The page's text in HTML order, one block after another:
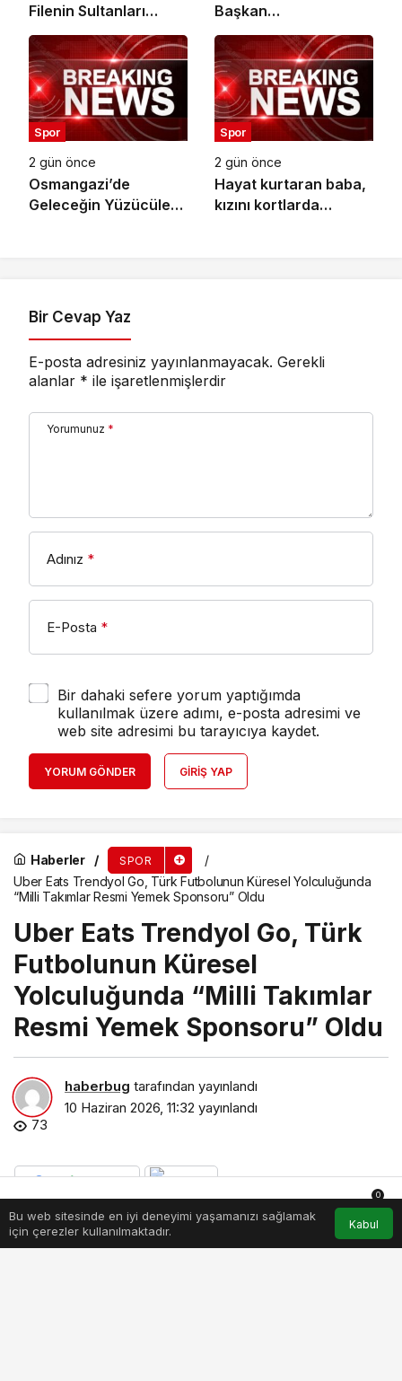
Filenin Sultanları
süslüyor
Başkan
Büyükakın’dan
Spor
2 gün önce
Osmangazi’de
Geleceğin Yüzücüleri
Spor
2 gün önce
Hayat kurtaran baba,
kızını kortlarda
Bir Cevap Yaz
E-posta adresiniz yayınlanmayacak. Gerekli
alanlar * ile işaretlenmişlerdir
Yorumunuz *
Adınız *
E-Posta *
Bir dahaki sefere yorum yaptığımda
kullanılmak üzere adımı, e-posta adresimi ve
web site adresimi bu tarayıcıya kaydet.
YORUM GÖNDER GIRIŞ YAP
Haberler SPOR
Uber Eats Trendyol Go, Türk Futbolunun Küresel Yolculuğunda
“Milli Takımlar Resmi Yemek Sponsoru” Oldu
Uber Eats Trendyol Go, Türk
Futbolunun Küresel
Yolculuğunda “Milli Takımlar
Resmi Yemek Sponsoru” Oldu
haberbug tarafından yayınlandı
10 Haziran 2026, 11:32 yayınlandı
73
BEĞEN
Bu web sitesinde en iyi deneyimi yaşamanızı sağlamak
için çerezler kullanılmaktadır.
Kabul
Anasayfa Akış Hesabım Bildirimler
0